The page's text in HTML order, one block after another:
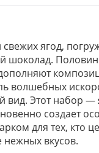
ягод,
шоколад.
волшебных
вид. Этот набор
создает
для тех, кто
нежных вкусов.